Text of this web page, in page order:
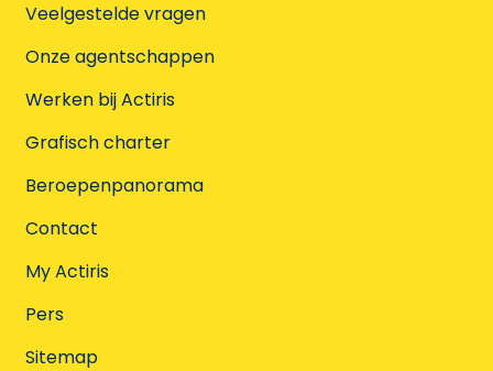
Veelgestelde vragen
Onze agentschappen
Werken bij Actiris
Grafisch charter
Beroepenpanorama
Contact
My Actiris
Pers
Sitemap